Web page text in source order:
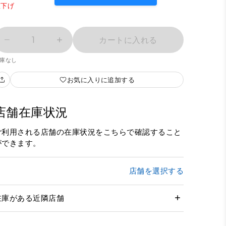
げ
1 カートに入れる
なし
お気に入りに追加する
舗在庫状況
利用される店舗の在庫状況をこちらで確認すること
きます。
店舗を選択する
庫がある近隣店舗